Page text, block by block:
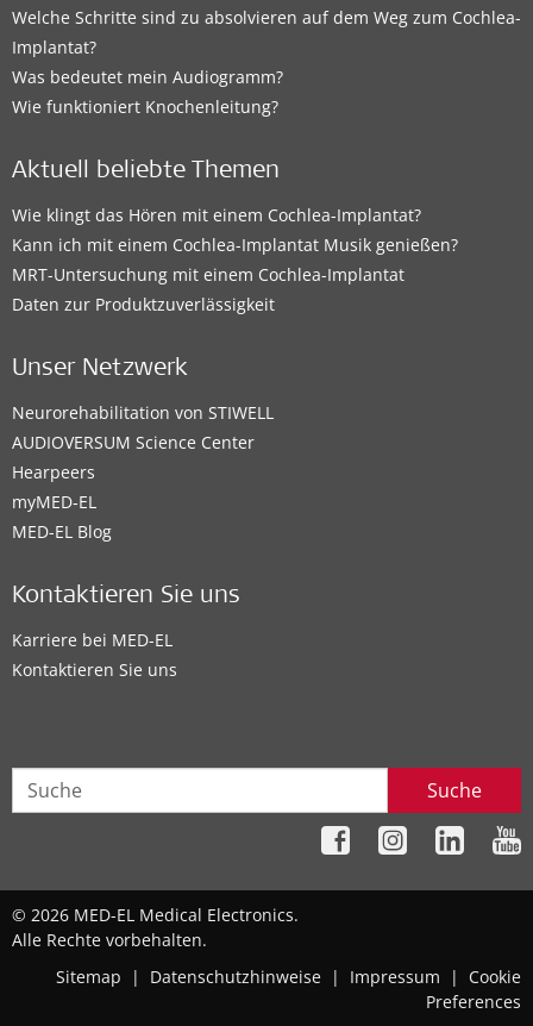
Welche Schritte sind zu absolvieren auf dem Weg zum Cochlea-
Implantat?
Was bedeutet mein Audiogramm?
Wie funktioniert Knochenleitung?
Aktuell beliebte Themen
Wie klingt das Hören mit einem Cochlea-Implantat?
Kann ich mit einem Cochlea-Implantat Musik genießen?
MRT-Untersuchung mit einem Cochlea-Implantat
Daten zur Produktzuverlässigkeit
Unser Netzwerk
Neurorehabilitation von STIWELL
AUDIOVERSUM Science Center
Hearpeers
myMED‑EL
MED-EL Blog
Kontaktieren Sie uns
Karriere bei MED-EL
Kontaktieren Sie uns
Suche
© 2026 MED-EL Medical Electronics.
Alle Rechte vorbehalten.
Sitemap
| Datenschutzhinweise | Impressum | Cookie
Preferences